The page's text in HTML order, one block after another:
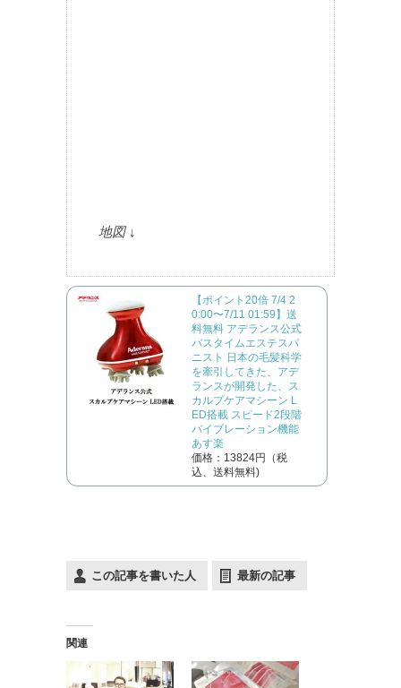
地図 ↓
【ポイント20倍 7/4 2
0:00〜7/11 01:59】送
料無料 アデランス公式
バスタイムエステスパ
ニスト 日本の毛髪科学
を牽引してきた、アデ
ランスが開発した、ス
カルプケアマシーン L
ED搭載 スピード2段階
バイブレーション機能
あす楽
価格：13824円（税
込、送料無料)
この記事を書いた人 最新の記事
関連